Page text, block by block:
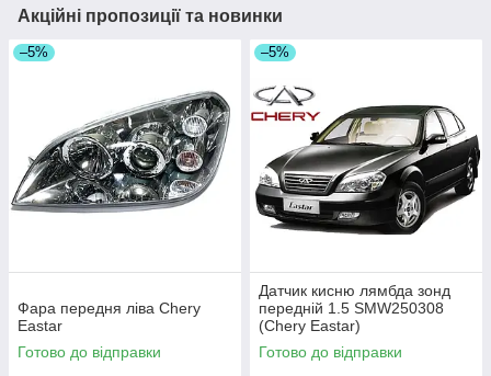
Акційні пропозиції та новинки
–5%
Фара передня ліва Chery
Eastar
Готово до відправки
–5%
Датчик кисню лямбда зонд
передній 1.5 SMW250308
(Chery Eastar)
Готово до відправки